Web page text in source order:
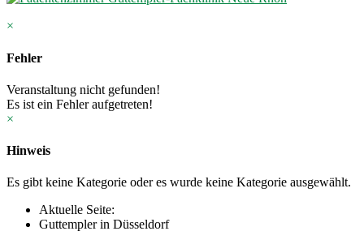
×
Fehler
Veranstaltung nicht gefunden!
Es ist ein Fehler aufgetreten!
×
Hinweis
Es gibt keine Kategorie oder es wurde keine Kategorie ausgewählt.
Aktuelle Seite:
Guttempler in Düsseldorf